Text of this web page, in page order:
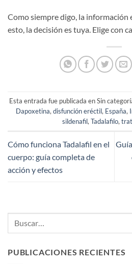
Como siempre digo, la información
esto, la decisión es tuya. Elige con
Esta entrada fue publicada en Sin
Dapoxetina, disfunción eréctil, España,
sildenafil, Tadalafilo,
Cómo funciona Tadalafil en el
cuerpo: guía completa de
acción y efectos
PUBLICACIONES RECIENTES